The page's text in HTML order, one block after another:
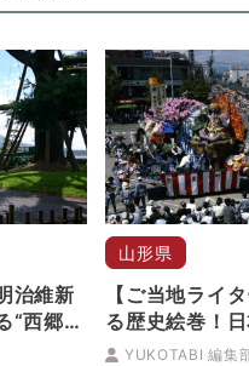
治維新
“西郷ど
「仙
山形県
【ご当地ライ
る歴史絵巻！
る豪華絢爛『新
YUKOTABI 編集